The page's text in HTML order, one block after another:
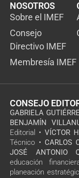
NOSOTROS
Sobre el IMEF
Consejo
Directivo IMEF
Membresía IMEF
CONSEJO
GABRIELA
BENJAMÍN
Editorial • VÍCTOR
Técnico • CARLOS
JOSÉ ANTONIO
educación
planeación